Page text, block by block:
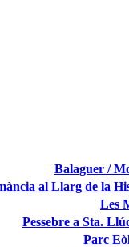
Balaguer /
al Llarg de la
Les
Pessebre a Sta.
Parc